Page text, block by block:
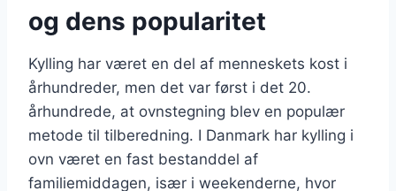
og dens popularitet
Kylling har været en del af menneskets kost i
århundreder, men det var først i det 20.
århundrede, at ovnstegning blev en populær
metode til tilberedning. I Danmark har kylling i
ovn været en fast bestanddel af
familiemiddagen, især i weekenderne, hvor